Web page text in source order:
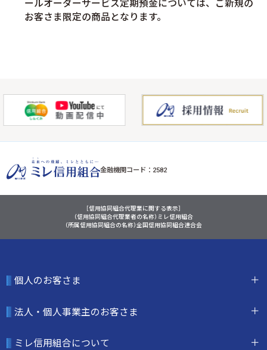
ールオーダーサービス定期預金については、ご新規の
お客さま限定の商品となります。
金融機関コード：2582
［信用協同組合代理業に関する表示］
（信用協同組合代理業者の名称）ミレ信用組合
（所属信用協同組合の名称）全国信用協同組合連合会
個人のお客さま
法人・個人事業主のお客さま
ミレ信用組合について